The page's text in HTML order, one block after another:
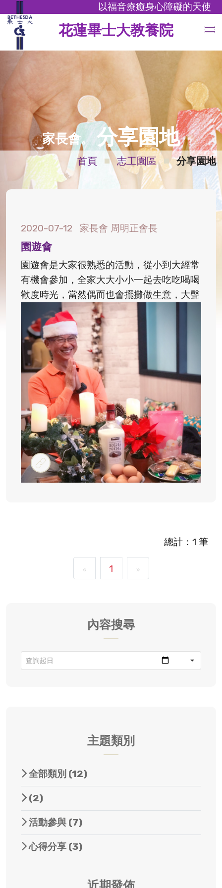
以福音療癒身心障礙的天使
花蓮畢士大教養院
家長會。 分享園地
首頁 志工園區 分享園地
內容搜尋
主題類別
全部類別 (12)
(2)
活動參與 (7)
心得分享 (3)
2020-07-12 家長會 周明正會長
園遊會
園遊會是大家很熟悉的活動，從小到大經常
有機會參加，全家大大小小一起去吃吃喝喝
歡度時光，當然偶而也會擺攤做生意，大聲
叫賣招攬客人也是另一種樂趣...
#園遊會
總計：1 筆
« 1 »